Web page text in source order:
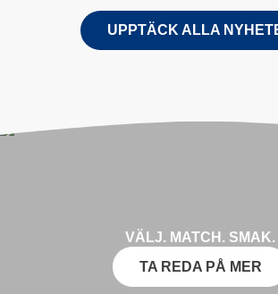
UPPTÄCK ALLA
VÄLJ. MATCH. SMAK.
TA REDA PÅ MER